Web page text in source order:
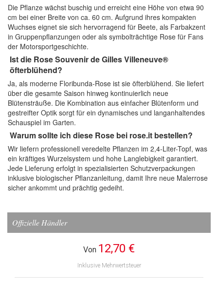
Die Pflanze wächst buschig und erreicht eine Höhe von etwa 90
cm bei einer Breite von ca. 60 cm. Aufgrund ihres kompakten
Wuchses eignet sie sich hervorragend für Beete, als Farbakzent
in Gruppenpflanzungen oder als symbolträchtige Rose für Fans
der Motorsportgeschichte.
Ist die Rose Souvenir de Gilles Villeneuve®
öfterblühend?
Ja, als moderne Floribunda-Rose ist sie öfterblühend. Sie liefert
über die gesamte Saison hinweg kontinuierlich neue
Blütensträuße. Die Kombination aus einfacher Blütenform und
gestreifter Optik sorgt für ein dynamisches und langanhaltendes
Schauspiel im Garten.
Warum sollte ich diese Rose bei rose.it bestellen?
Wir liefern professionell veredelte Pflanzen im 2,4-Liter-Topf, was
ein kräftiges Wurzelsystem und hohe Langlebigkeit garantiert.
Jede Lieferung erfolgt in spezialisierten Schutzverpackungen
inklusive biologischer Pflanzanleitung, damit Ihre neue Malerrose
sicher ankommt und prächtig gedeiht.
Offizielle Händler
Von 12,70 €
Inklusive Mehrwertsteuer